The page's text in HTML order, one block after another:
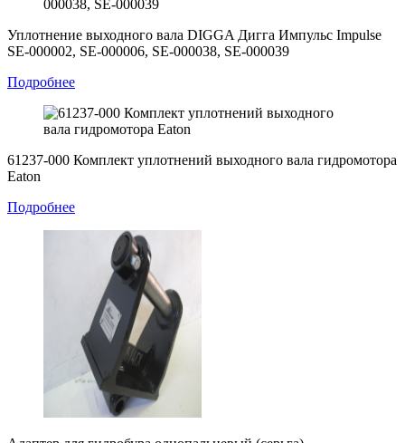
Уплотнение выходного вала DIGGA Дигга Импульс Impulse
SE-000002, SE-000006, SE-000038, SE-000039
Подробнее
61237-000 Комплект уплотнений выходного вала гидромотора
Eaton
Подробнее